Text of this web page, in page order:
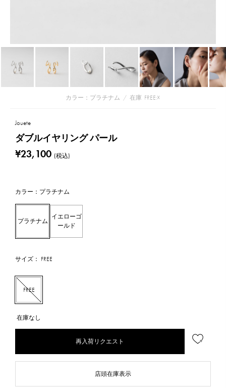
カラー：プラチナム / 在庫 FREE:☓
Jouete
ダブルイヤリング パール
¥23,100 (税込)
カラー：プラチナム
プラチナム
イエローゴ
ールド
サイズ： FREE
FREE
在庫なし
再入荷リクエスト
店頭在庫表示